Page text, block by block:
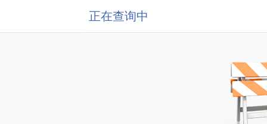
正在查询中